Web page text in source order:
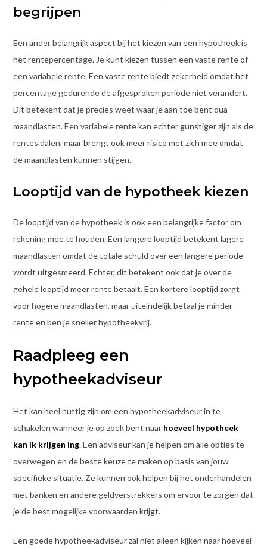
begrijpen
Een ander belangrijk aspect bij het kiezen van een hypotheek is
het rentepercentage. Je kunt kiezen tussen een vaste rente of
een variabele rente. Een vaste rente biedt zekerheid omdat het
percentage gedurende de afgesproken periode niet verandert.
Dit betekent dat je precies weet waar je aan toe bent qua
maandlasten. Een variabele rente kan echter gunstiger zijn als de
rentes dalen, maar brengt ook meer risico met zich mee omdat
de maandlasten kunnen stijgen.
Looptijd van de hypotheek kiezen
De looptijd van de hypotheek is ook een belangrijke factor om
rekening mee te houden. Een langere looptijd betekent lagere
maandlasten omdat de totale schuld over een langere periode
wordt uitgesmeerd. Echter, dit betekent ook dat je over de
gehele looptijd meer rente betaalt. Een kortere looptijd zorgt
voor hogere maandlasten, maar uiteindelijk betaal je minder
rente en ben je sneller hypotheekvrij.
Raadpleeg een
hypotheekadviseur
Het kan heel nuttig zijn om een hypotheekadviseur in te
schakelen wanneer je op zoek bent naar hoeveel hypotheek
kan ik krijgen ing. Een adviseur kan je helpen om alle opties te
overwegen en de beste keuze te maken op basis van jouw
specifieke situatie. Ze kunnen ook helpen bij het onderhandelen
met banken en andere geldverstrekkers om ervoor te zorgen dat
je de best mogelijke voorwaarden krijgt.
Een goede hypotheekadviseur zal niet alleen kijken naar hoeveel